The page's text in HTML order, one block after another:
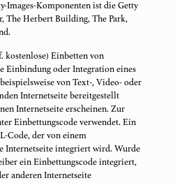
Images-Komponenten ist die Getty
The Herbert Building, The Park,
kostenlose) Einbetten von
Einbindung oder Integration eines
von Text-, Video- oder
Internetseite bereitgestellt
Internetseite erscheinen. Zur
Einbettungscode verwendet. Ein
Code, der von einem
Internetseite integriert wird. Wurde
ein Einbettungscode integriert,
anderen Internetseite